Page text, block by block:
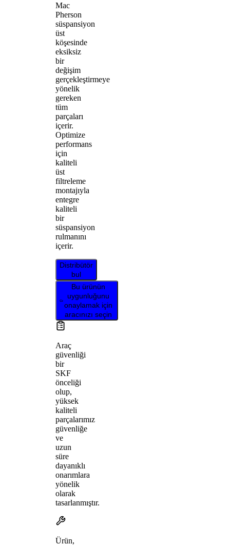
Mac
Pherson
süspansiyon
üst
köşesinde
eksiksiz
bir
değişim
gerçekleştirmeye
yönelik
gereken
tüm
parçaları
içerir.
Optimize
performans
için
kaliteli
üst
filtreleme
montajıyla
entegre
kaliteli
bir
süspansiyon
rulmanını
içerir.
Distribütör
bul
Bu ürünün
uygunluğunu
onaylamak için
aracınızı seçin
Araç
güvenliği
bir
SKF
önceliği
olup,
yüksek
kaliteli
parçalarımız
güvenliğe
ve
uzun
süre
dayanıklı
onarımlara
yönelik
olarak
tasarlanmıştır.
Ürün,